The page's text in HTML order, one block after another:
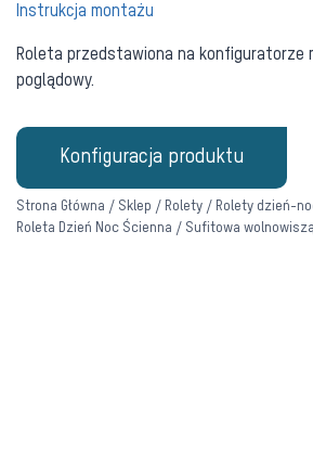
Instrukcja montażu
Roleta przedstawiona na konfiguratorze
poglądowy.
Konfiguracja produktu
Strona Główna / Sklep / Rolety / Rolety dzień-
Roleta Dzień Noc Ścienna / Sufitowa